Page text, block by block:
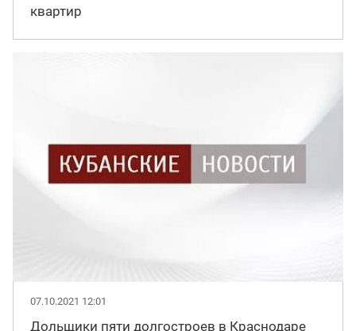
квартир
07.10.2021 12:01
Дольщики пяти долгостроев в Краснодаре